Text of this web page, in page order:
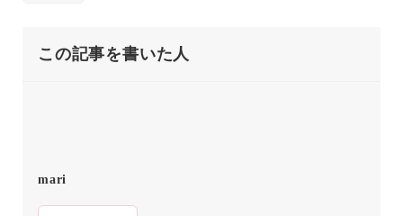
この記事を書いた人
mari